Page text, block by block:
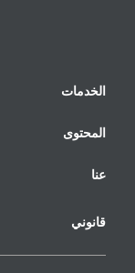
الخدمات
المحتوى
عنا
قانوني